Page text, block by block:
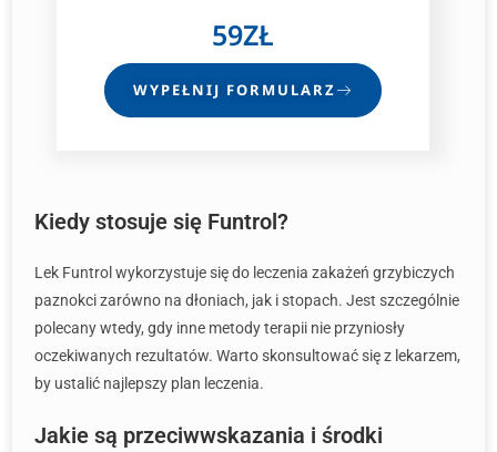
59ZŁ
WYPEŁNIJ FORMULARZ
Kiedy stosuje się Funtrol?
Lek Funtrol wykorzystuje się do leczenia zakażeń grzybiczych
paznokci zarówno na dłoniach, jak i stopach. Jest szczególnie
polecany wtedy, gdy inne metody terapii nie przyniosły
oczekiwanych rezultatów. Warto skonsultować się z lekarzem,
by ustalić najlepszy plan leczenia.
Jakie są przeciwwskazania i środki